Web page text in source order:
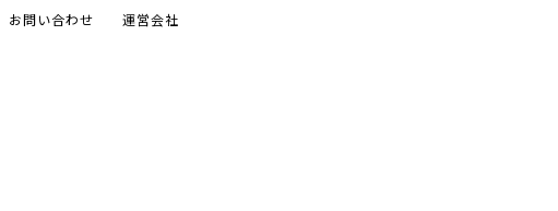
お問い合わせ 運営会社